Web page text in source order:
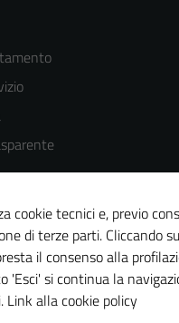
del sito
cookie tecnici e, previo
di terze parti. Cliccando
il consenso alla
'Esci' si continua la
Link alla cookie policy